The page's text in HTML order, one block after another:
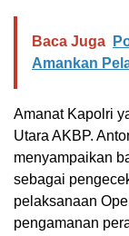
Baca Juga
Amankan
Amanat Kapolri
Utara AKBP.
menyampaikan
sebagai
pelaksanaan
pengamanan